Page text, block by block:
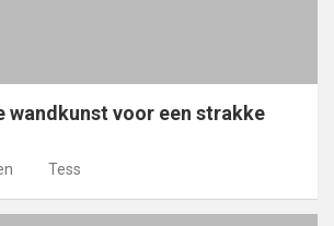
wandkunst voor een strakke
Tess